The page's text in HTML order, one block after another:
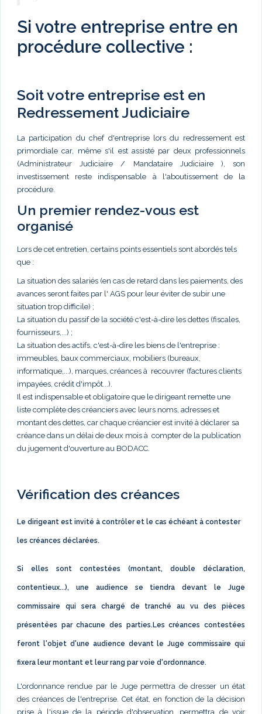
Si votre entreprise entre en
procédure collective :
Soit votre entreprise est en
Redressement Judiciaire
La participation du chef d'entreprise lors du redressement est
primordiale car, même s'il est assisté par deux professionnels
(Administrateur Judiciaire / Mandataire Judiciaire ), son
investissement reste indispensable à l'aboutissement de la
procédure.
Un premier rendez-vous est
organisé
Lors de cet entretien, certains points essentiels sont abordés tels
que :
La situation des salariés (en cas de retard dans les paiements, des
avances seront faites par l' AGS pour leur éviter de subir une
situation trop difficile) ;
La situation du passif de la société c'est-à-dire les dettes (fiscales,
fournisseurs,...) ;
La situation des actifs, c'est-à-dire les biens de l'entreprise :
immeubles, baux commerciaux, mobiliers (bureaux,
informatique,...), marques, créances à recouvrer (factures clients
impayées, crédit d'impôt...).
Il est indispensable et obligatoire que le dirigeant remette une
liste complète des créanciers avec leurs noms, adresses et
montant des dettes, car chaque créancier est invité à déclarer sa
créance dans un délai de deux mois à compter de la publication
du jugement d'ouverture au BODACC.
Vérification des créances
Le dirigeant est invité à contrôler et le cas échéant à contester
les créances déclarées.
Si elles sont contestées (montant, double déclaration,
contentieux...), une audience se tiendra devant le Juge
commissaire qui sera chargé de tranché au vu des pièces
présentées par chacune des parties.Les créances contestées
feront l'objet d'une audience devant le Juge commissaire qui
fixera leur montant et leur rang par voie d'ordonnance.
L'ordonnance rendue par le Juge permettra de dresser un état
des créances de l'entreprise. Cet état, en fonction de la décision
prise à l'issue de la période d'observation, permettra de voir